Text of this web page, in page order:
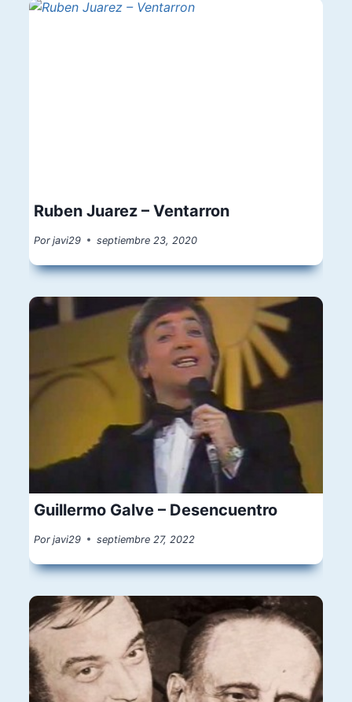
Ruben Juarez – Ventarron
Por javi29 septiembre 23, 2020
Guillermo Galve – Desencuentro
Por javi29 septiembre 27, 2022